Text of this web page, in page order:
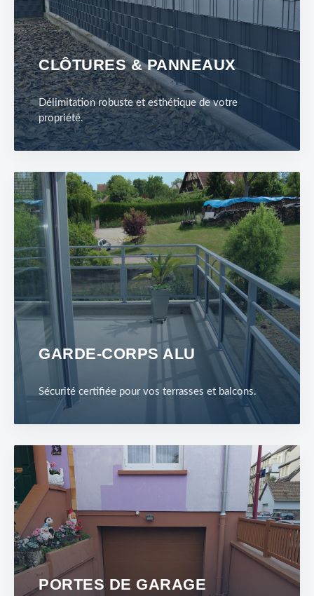
CLÔTURES & PANNEAUX
Délimitation robuste et esthétique de votre
propriété.
GARDE-CORPS ALU
Sécurité certifiée pour vos terrasses et balcons.
PORTES DE GARAGE